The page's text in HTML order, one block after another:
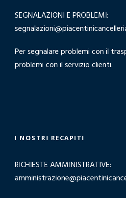
SEGNALAZIONI E PROBLEMI:
Per segnalare problemi con il
problemi con il servizio clienti.
I NOSTRI RECAPITI
RICHIESTE AMMINISTRATIVE: